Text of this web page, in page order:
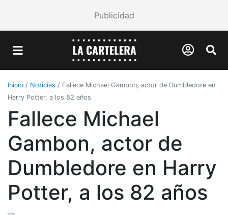
Publicidad
Inicio / Noticias / Fallece Michael Gambon, actor de Dumbledore en
Harry Potter, a los 82 años
Fallece Michael
Gambon, actor de
Dumbledore en Harry
Potter, a los 82 años